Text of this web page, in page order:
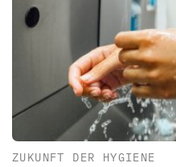
ZUKUNFT DER HYGIENE